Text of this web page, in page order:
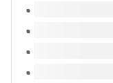
Volumes of this title